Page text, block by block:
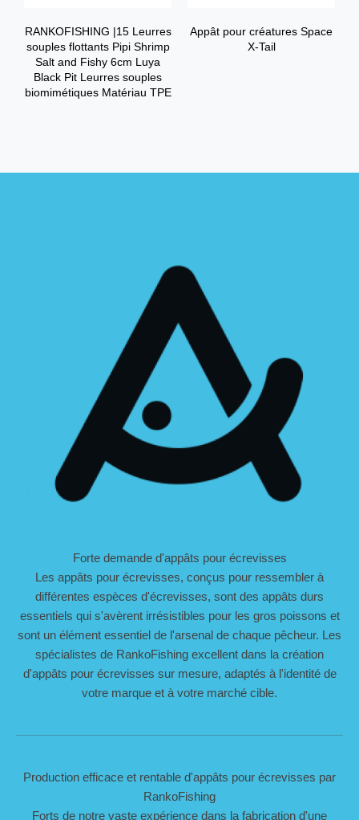
RANKOFISHING |15 Leurres
souples flottants Pipi Shrimp
Salt and Fishy 6cm Luya
Black Pit Leurres souples
biomimétiques Matériau TPE
Appât pour créatures Space
X-Tail
Forte demande d'appâts pour écrevisses
Les appâts pour écrevisses, conçus pour ressembler à
différentes espèces d'écrevisses, sont des appâts durs
essentiels qui s'avèrent irrésistibles pour les gros poissons et
sont un élément essentiel de l'arsenal de chaque pêcheur. Les
spécialistes de RankoFishing excellent dans la création
d'appâts pour écrevisses sur mesure, adaptés à l'identité de
votre marque et à votre marché cible.
Production efficace et rentable d'appâts pour écrevisses par
RankoFishing
Forts de notre vaste expérience dans la fabrication d'une